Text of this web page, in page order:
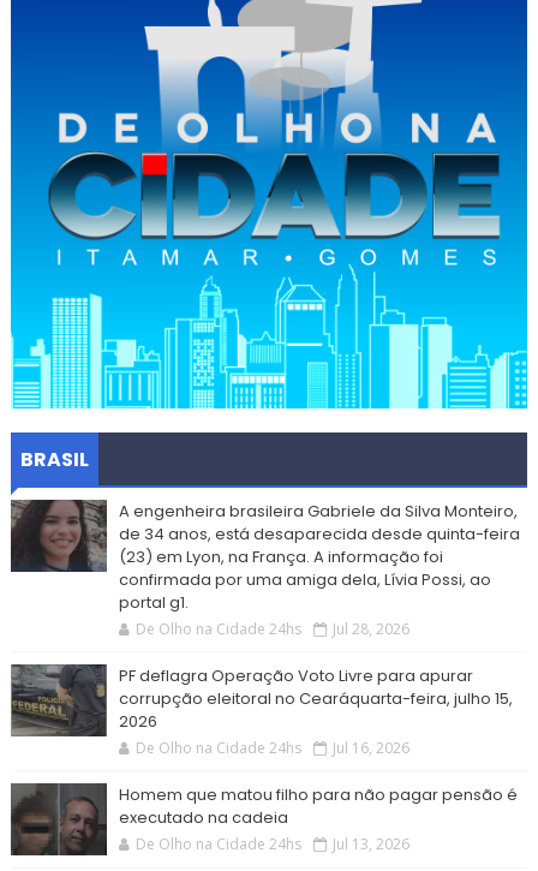
BRASIL
A engenheira brasileira Gabriele da Silva Monteiro,
de 34 anos, está desaparecida desde quinta-feira
(23) em Lyon, na França. A informação foi
confirmada por uma amiga dela, Lívia Possi, ao
portal g1.
De Olho na Cidade 24hs Jul 28, 2026
PF deflagra Operação Voto Livre para apurar
corrupção eleitoral no Cearáquarta-feira, julho 15,
2026
De Olho na Cidade 24hs Jul 16, 2026
Homem que matou filho para não pagar pensão é
executado na cadeia
De Olho na Cidade 24hs Jul 13, 2026